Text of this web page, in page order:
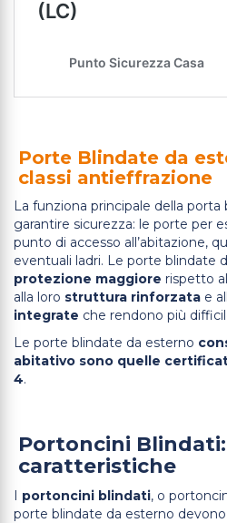
Porte Blindate da
classi antieffrazione
La funziona principale della porta
garantire sicurezza: le porte per
punto di accesso all’abitazione,
eventuali ladri. Le porte blindate
protezione maggiore rispetto
alla loro struttura rinforzata e
integrate che rendono più
Le porte blindate da esterno
abitativo sono quelle
4.
Portoncini
caratteristiche
I portoncini blindati, o
porte blindate da esterno